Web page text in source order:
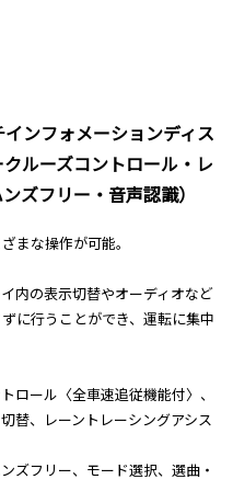
ンフォメーションディス
ルーズコントロール・レ
ズフリー・音声認識）
まな操作が可能。
内の表示切替やオーディオなど
に行うことができ、運転に集中
ロール〈全車速追従機能付〉、
替、レーントレーシングアシス
ズフリー、モード選択、選曲・